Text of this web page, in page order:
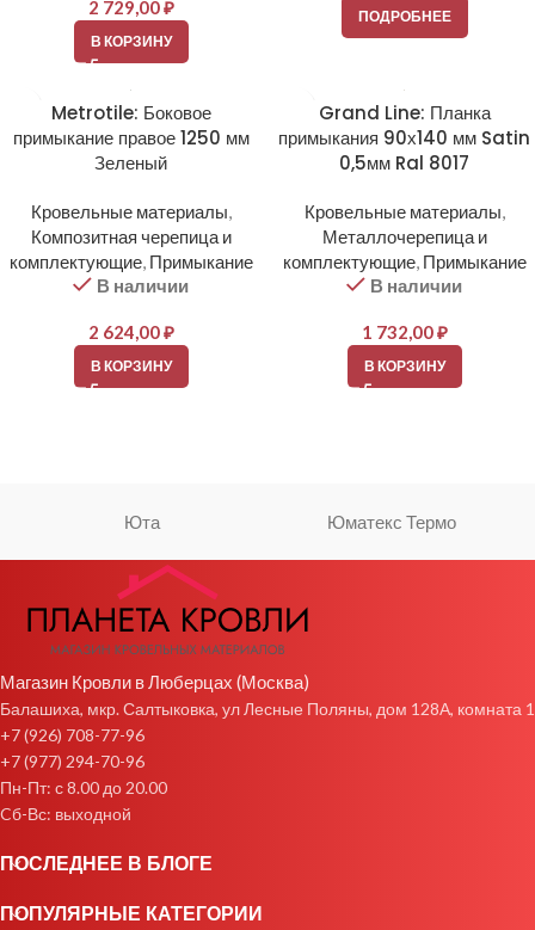
2 729,00₽
В КОРЗИНУ
ПОДРОБНЕЕ
Metrotile: Боковое
примыкание правое 1250 мм
Зеленый
Кровельные материалы,
Композитная черепица и
комплектующие, Примыкание
В наличии
2 624,00₽
В КОРЗИНУ
Grand Line: Планка
примыкания 90х140 мм Satin
0,5мм Ral 8017
Кровельные материалы,
Металлочерепица и
комплектующие, Примыкание
В наличии
1 732,00₽
В КОРЗИНУ
Юта Юматекс Термо
Магазин Кровли в Люберцах (Москва)
Балашиха, мкр. Салтыковка, ул Лесные Поляны, дом 128А, комната 1
+7 (926) 708-77-96
+7 (977) 294-70-96
Пн-Пт: с 8.00 до 20.00
Cб-Вс: выходной
ПОСЛЕДНЕЕ В БЛОГЕ
ПОПУЛЯРНЫЕ КАТЕГОРИИ